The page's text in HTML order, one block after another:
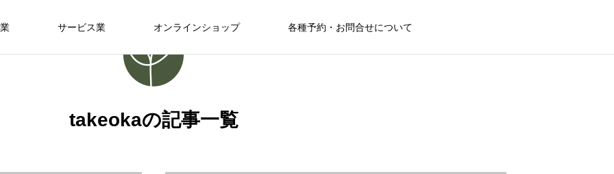
サービス業 オンラインショップ 各種予約・お問合せについて
takeokaの記事一覧